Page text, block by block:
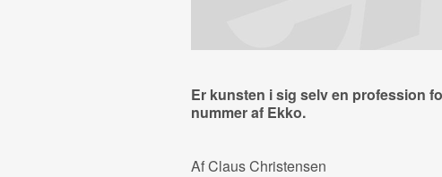
Er kunsten i sig selv en profession
nummer af Ekko.
Af Claus Christensen